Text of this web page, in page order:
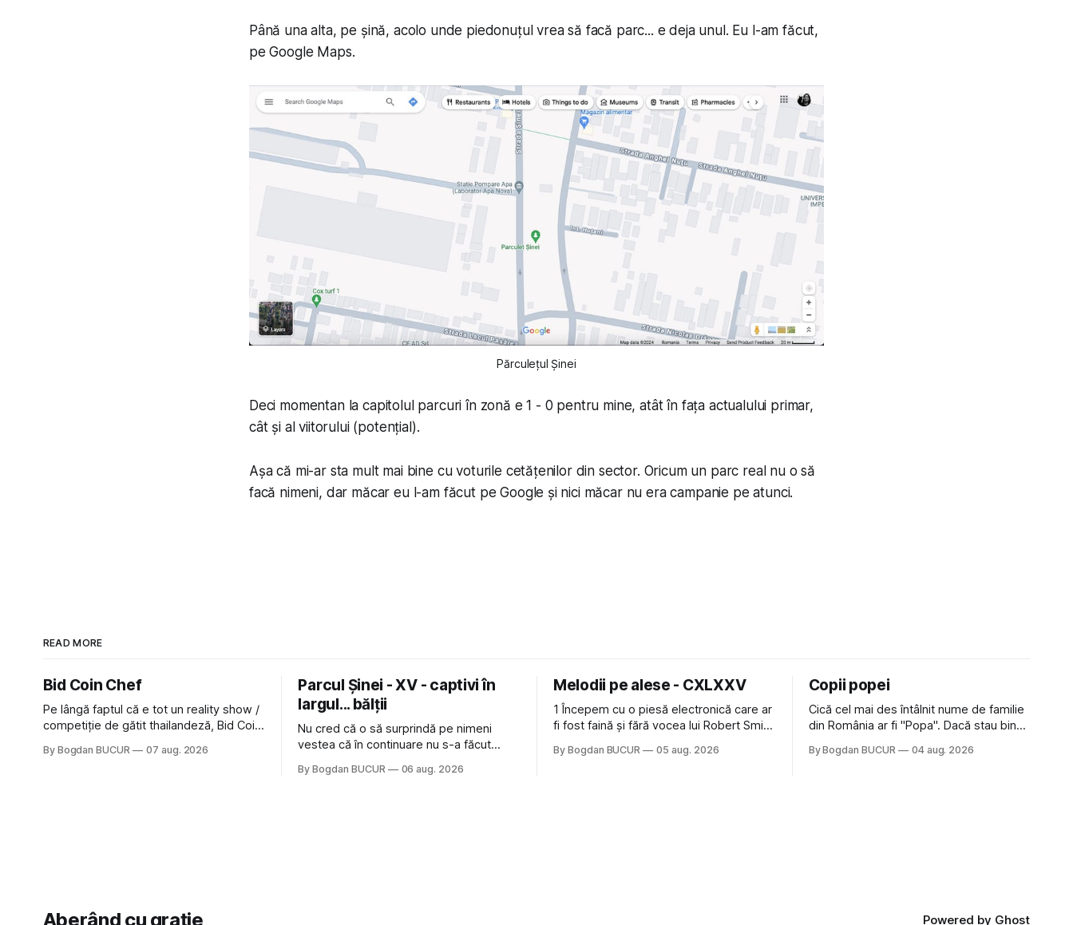
Până una alta, pe șină, acolo unde piedonuțul vrea să facă parc... e deja unul. Eu l-am făcut,
pe Google Maps.
Părculețul Șinei
Deci momentan la capitolul parcuri în zonă e 1 - 0 pentru mine, atât în fața actualului primar,
cât și al viitorului (potențial).
Așa că mi-ar sta mult mai bine cu voturile cetățenilor din sector. Oricum un parc real nu o să
facă nimeni, dar măcar eu l-am făcut pe Google și nici măcar nu era campanie pe atunci.
READ MORE
Bid Coin Chef
Pe lângă faptul că e tot un reality show /
competiție de gătit thailandeză, Bid Coin
Restaurant War Street King Thailand: și
By Bogdan BUCUR 07 aug. 2026
Parcul Șinei - XV - captivi în
largul... bălții
Nu cred că o să surprindă pe nimeni
vestea că în continuare nu s-a făcut
afară de faptul că potăile apărute acolo
By Bogdan BUCUR 06 aug. 2026
Melodii pe alese - CXLXXV
1 Începem cu o piesă electronică care ar
fi fost faină și fără vocea lui Robert Smith
Castles, o formație cu multe piese faine
By Bogdan BUCUR 05 aug. 2026
Copii popei
Cică cel mai des întâlnit nume de familie
din România ar fi "Popa". Dacă stau bine
colegi de școala Popa cam peste tot
By Bogdan BUCUR 04 aug. 2026
Aberând cu grație Powered by Ghost